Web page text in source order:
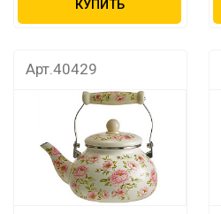
КУПИТЬ
Арт.40429